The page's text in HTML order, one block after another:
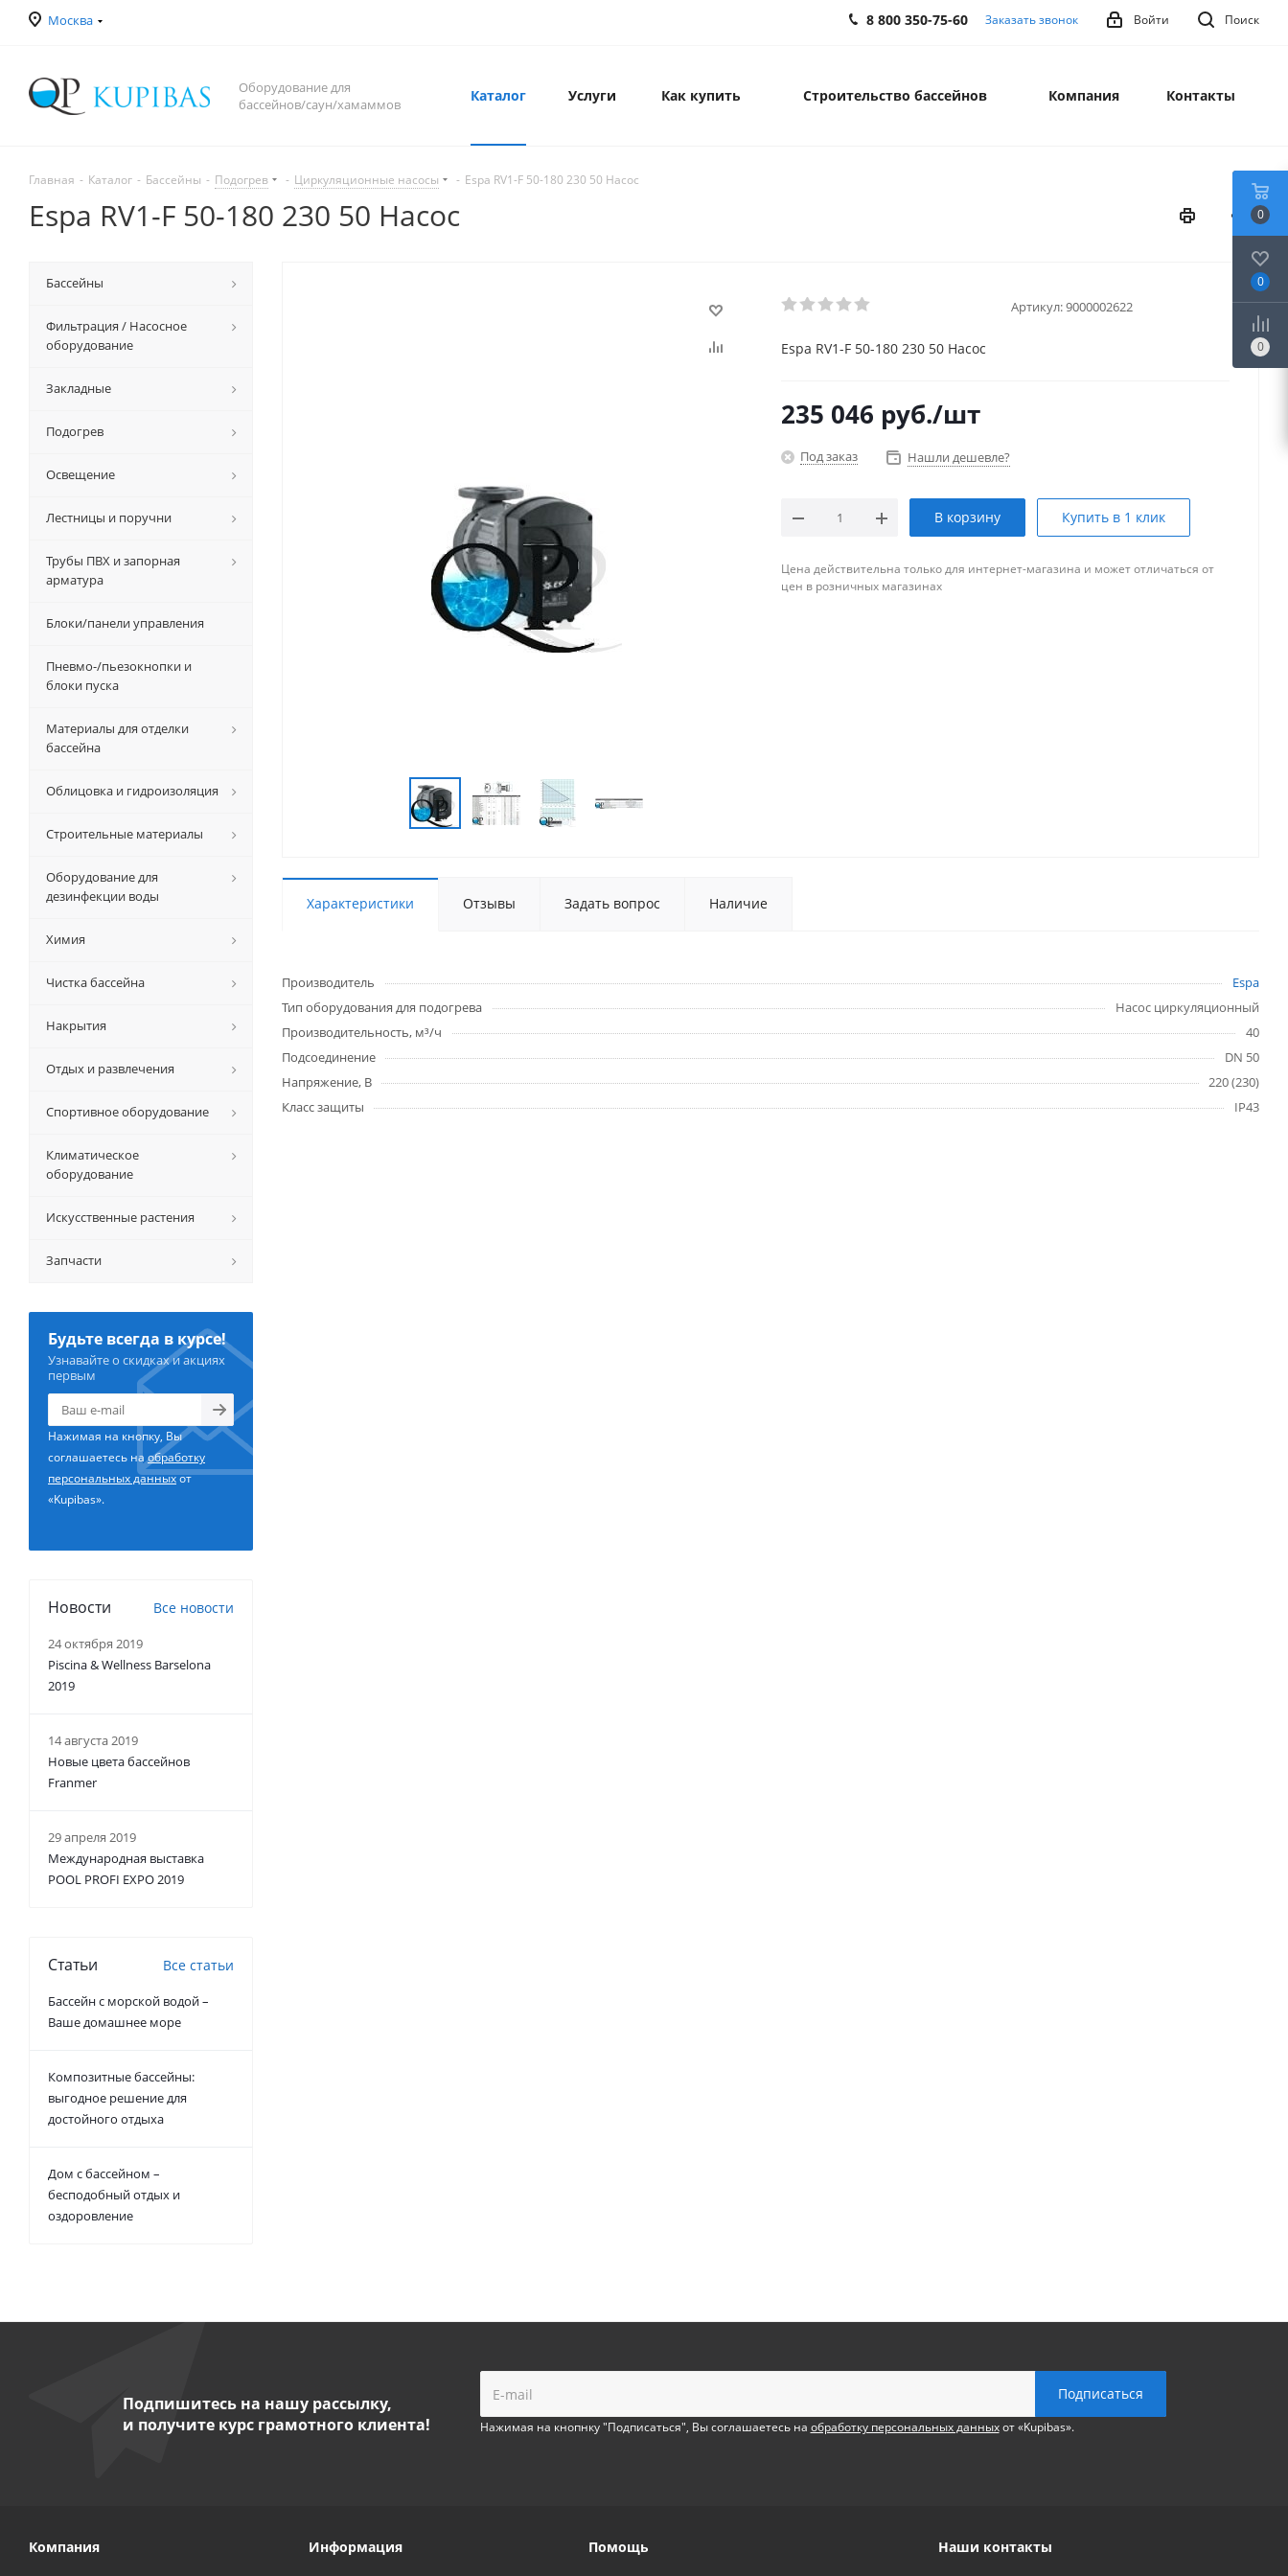
Москва Поиск
Войти
8 800 350-75-60 Заказать звонок
Оборудование для
бассейнов/саун/хамаммов
Каталог Услуги Как купить Строительство бассейнов Компания Контакты
Главная - Каталог - Бассейны - Подогрев - Циркуляционные насосы - Espa RV1-F 50-180 230 50 Насос
Espa RV1-F 50-180 230 50 Насос
Артикул:9000002622
Espa RV1-F 50-180 230 50 Насос
235 046 руб./шт
Под заказ Нашли дешевле?
В корзину Купить в 1 клик
Цена действительна только для интернет-магазина и может отличаться от
цен в розничных магазинах
Характеристики Отзывы Задать вопрос Наличие
Производитель
Espa
Тип оборудования для подогрева
Насос циркуляционный
Производительность, м³/ч
40
Подсоединение
DN 50
Напряжение, В
220 (230)
Класс защиты
IP43
Бассейны
Фильтрация / Насосное
оборудование
Закладные
Подогрев
Освещение
Лестницы и поручни
Трубы ПВХ и запорная
арматура
Блоки/панели управления
Пневмо-/пьезокнопки и
блоки пуска
Материалы для отделки
бассейна
Облицовка и гидроизоляция
Строительные материалы
Оборудование для
дезинфекции воды
Химия
Чистка бассейна
Накрытия
Отдых и развлечения
Спортивное оборудование
Климатическое
оборудование
Искусственные растения
Запчасти
Будьте всегда в курсе!
Узнавайте о скидках и акциях
первым
Нажимая на кнопку, Вы
соглашаетесь наобработку
персональных данныхот
«Kupibas».
Новости Все новости
24 октября 2019
Piscina & Wellness Barselona
2019
14 августа 2019
Новые цвета бассейнов
Franmer
29 апреля 2019
Международная выставка
POOL PROFI EXPO 2019
Статьи Все статьи
Бассейн с морской водой –
Ваше домашнее море
Композитные бассейны:
выгодное решение для
достойного отдыха
Дом с бассейном –
бесподобный отдых и
оздоровление
Подпишитесь на нашу рассылку,
и получите курс грамотного клиента!
Нажимая на кнопнку "Подписаться", Вы соглашаетесь на обработку персональных данныхот «Kupibas».
Компания Информация Помощь Наши контакты
0
0
0